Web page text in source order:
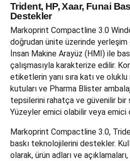
Trident, HP, Xaar, Funai
Destekler
Markoprint Compactline 3.0
doğrudan ünite üzerinde
İnsan Makine Arayüz (HMI) ile
çalışmasıyla karakterize edilir.
etiketlerin yanı sıra katı ve
kutuları ve Pharma Blister
tepsilerini rahatça ve güvenilir bir
Yüzeyler emici olabilir veya emici
Markoprint Compactline 3.0,
baskı teknolojilerini destekler.
olarak, ürün adları ve